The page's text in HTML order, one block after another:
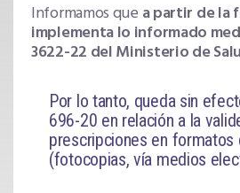
Informamos que a partir de la
implementa lo informado
3622-22 del Ministerio de
Por lo tanto, queda sin
696-20 en relación a la
prescripciones en formatos
(fotocopias, vía medios